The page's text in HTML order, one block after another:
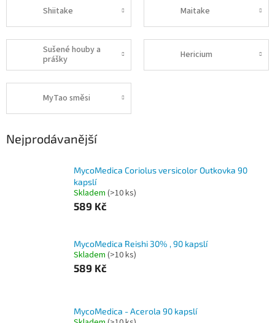
Shiitake Maitake
Sušené houby a
prášky
Hericium
MyTao směsi
Nejprodávanější
MycoMedica Coriolus versicolor Outkovka 90
kapslí
Skladem (>10 ks)
589 Kč
MycoMedica Reishi 30% , 90 kapslí
Skladem (>10 ks)
589 Kč
MycoMedica - Acerola 90 kapslí